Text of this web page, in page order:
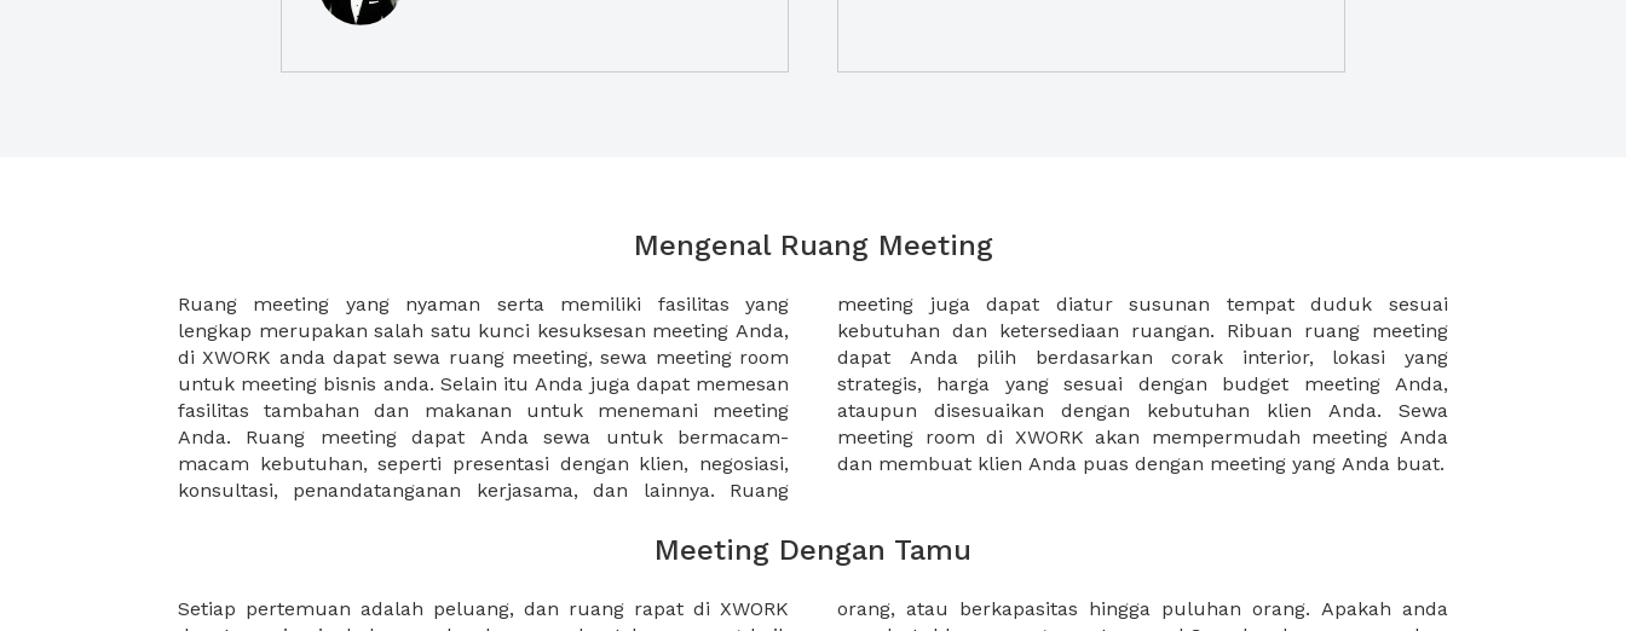
Mengenal Ruang Meeting
Ruang meeting yang nyaman serta memiliki fasilitas yang
lengkap merupakan salah satu kunci kesuksesan meeting Anda,
di XWORK anda dapat sewa ruang meeting, sewa meeting room
untuk meeting bisnis anda. Selain itu Anda juga dapat memesan
fasilitas tambahan dan makanan untuk menemani meeting
Anda. Ruang meeting dapat Anda sewa untuk bermacam-
macam kebutuhan, seperti presentasi dengan klien, negosiasi,
konsultasi, penandatanganan kerjasama, dan lainnya. Ruang
meeting juga dapat diatur susunan tempat duduk sesuai
kebutuhan dan ketersediaan ruangan. Ribuan ruang meeting
dapat Anda pilih berdasarkan corak interior, lokasi yang
strategis, harga yang sesuai dengan budget meeting Anda,
ataupun disesuaikan dengan kebutuhan klien Anda. Sewa
meeting room di XWORK akan mempermudah meeting Anda
dan membuat klien Anda puas dengan meeting yang Anda buat.
Meeting Dengan Tamu
Setiap pertemuan adalah peluang, dan ruang rapat di XWORK
orang, atau berkapasitas hingga puluhan orang. Apakah anda